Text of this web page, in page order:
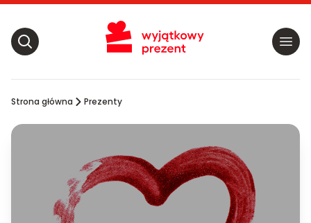
Strona główna Prezenty